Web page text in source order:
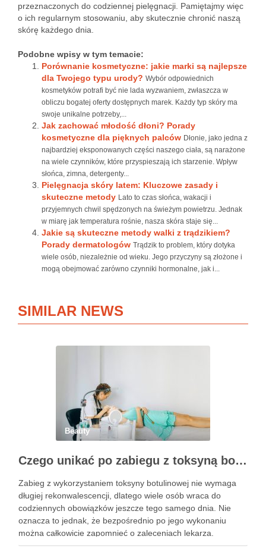
przeznaczonych do codziennej pielęgnacji. Pamiętajmy więc
o ich regularnym stosowaniu, aby skutecznie chronić naszą
skórę każdego dnia.
Podobne wpisy w tym temacie:
Porównanie kosmetyczne: jakie marki są najlepsze
dla Twojego typu urody? Wybór odpowiednich
kosmetyków potrafi być nie lada wyzwaniem, zwłaszcza w
obliczu bogatej oferty dostępnych marek. Każdy typ skóry ma
swoje unikalne potrzeby,...
Jak zachować młodość dłoni? Porady
kosmetyczne dla pięknych palców Dłonie, jako jedna z
najbardziej eksponowanych części naszego ciała, są narażone
na wiele czynników, które przyspieszają ich starzenie. Wpływ
słońca, zimna, detergenty...
Pielęgnacja skóry latem: Kluczowe zasady i
skuteczne metody Lato to czas słońca, wakacji i
przyjemnych chwil spędzonych na świeżym powietrzu. Jednak
w miarę jak temperatura rośnie, nasza skóra staje się...
Jakie są skuteczne metody walki z trądzikiem?
Porady dermatologów Trądzik to problem, który dotyka
wiele osób, niezależnie od wieku. Jego przyczyny są złożone i
mogą obejmować zarówno czynniki hormonalne, jak i...
SIMILAR NEWS
Beauty
Czego unikać po zabiegu z toksyną botulinową?
Zabieg z wykorzystaniem toksyny botulinowej nie wymaga
długiej rekonwalescencji, dlatego wiele osób wraca do
codziennych obowiązków jeszcze tego samego dnia. Nie
oznacza to jednak, że bezpośrednio po jego wykonaniu
można całkowicie zapomnieć o zaleceniach lekarza.
Pierwsze godziny i dni po zabiegu mają znaczenie dla